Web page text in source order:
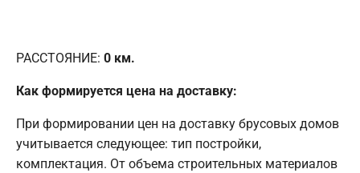
РАССТОЯНИЕ: 0 км.
Как формируется цена на доставку:
При формировании цен на доставку брусовых домов
учитывается следующее: тип постройки,
комплектация. От объема строительных материалов